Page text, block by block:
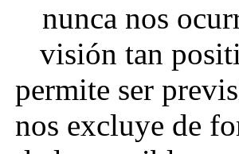
nunca nos
visión tan
permite ser
nos excluye de